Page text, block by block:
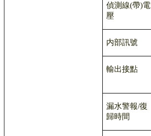
偵測線(帶)電
壓
内部訊號
輸出接點
漏水警報/復
歸時間